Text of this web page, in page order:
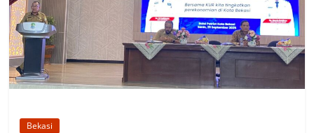
Bekasi